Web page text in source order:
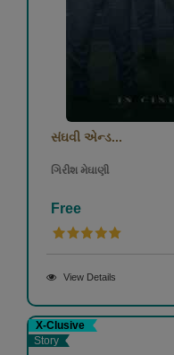
સંઘવી એન્ડ...
ગિરીશ મેઘાણી
Free
View Details
X-Clusive
Story